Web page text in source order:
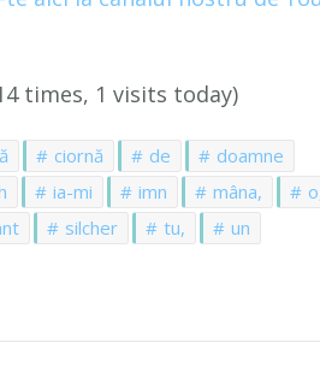
times, 1 visits today)
ciornă de
doamne
ia-mi imn mâna,
silcher tu, un